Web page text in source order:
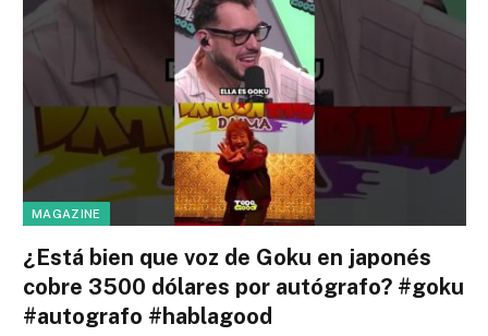
MAGAZINE
¿Está bien que voz de Goku en japonés
cobre 3500 dólares por autógrafo? #goku
#autografo #hablagood